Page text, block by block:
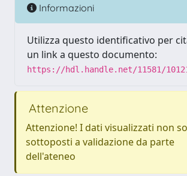
Informazioni
Utilizza questo identificativo per
un link a questo documento:
https://hdl.handle.net/11581/
Attenzione
Attenzione! I dati visualizzati non
sottoposti a validazione da parte
dell'ateneo